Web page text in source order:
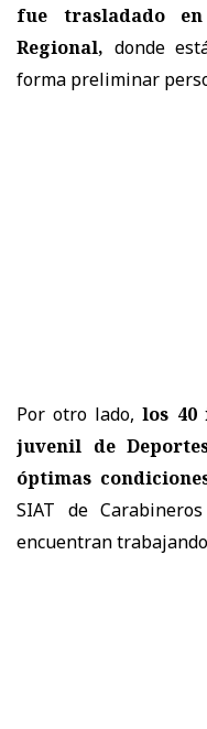
fue trasladado
Regional, donde
forma preliminar
Por otro lado,los 40
juvenil de
óptimas
SIAT de
encuentran